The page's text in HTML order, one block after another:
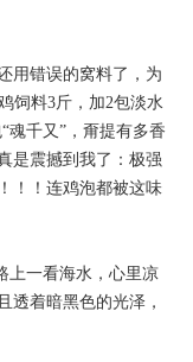
用错误的窝料了，为
饲料3斤，加2包淡水
魂千又”，甭提有多香
是震撼到我了：极强
！！连鸡泡都被这味
上一看海水，心里凉
透着暗黑色的光泽，